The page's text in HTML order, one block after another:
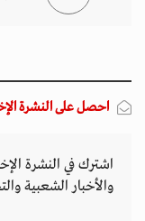
احصل على النشرة
اشترك في النشرة
والأخبار الشعبية